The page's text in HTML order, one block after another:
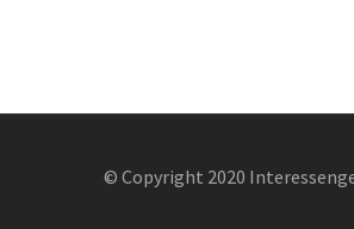
© Copyright 2020